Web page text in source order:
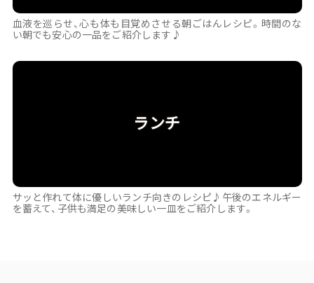
血液を巡らせ、心も体も目覚めさせる朝ごはんレシピ。時間のな
い朝でも安心の一品をご紹介します♪
サッと作れて体に優しいランチ向きのレシピ♪午後のエネルギー
を蓄えて、子供も満足の美味しい一皿をご紹介します。